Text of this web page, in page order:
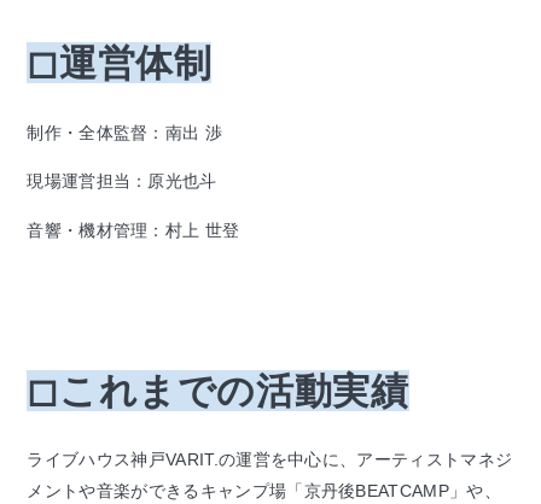
◻︎運営体制
制作・全体監督：南出 渉
現場運営担当：原光也斗
音響・機材管理：村上 世登
◻︎これまでの活動実績
ライブハウス神戸VARIT.の運営を中心に、アーティストマネジ
メントや音楽ができるキャンプ場「京丹後BEATCAMP」や、